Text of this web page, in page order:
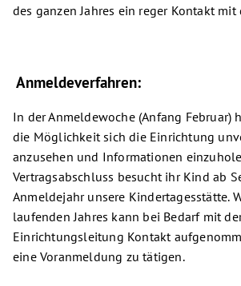
des ganzen Jahres ein reger Kontakt mit
Anmeldeverfahren:
In der Anmeldewoche (Anfang Februar)
die Möglichkeit sich die Einrichtung
anzusehen und Informationen
Vertragsabschluss besucht ihr Kind ab
Anmeldejahr unsere Kindertagesstätte.
laufenden Jahres kann bei Bedarf mit
Einrichtungsleitung Kontakt
eine Voranmeldung zu tätigen.